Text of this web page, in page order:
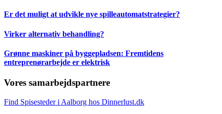
Er det muligt at udvikle nye spilleautomatstrategier?
Virker alternativ behandling?
Grønne maskiner på byggepladsen: Fremtidens
entreprenørarbejde er elektrisk
Vores samarbejdspartnere
Find Spisesteder i Aalborg hos Dinnerlust.dk